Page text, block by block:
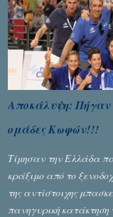
Αποκάλυψη: Πήγαν
ομάδες Κωφών!!!
Τίμησαν την Ελλάδα
κράξιμο από το
της αντίστοιχης
πανηγυρική